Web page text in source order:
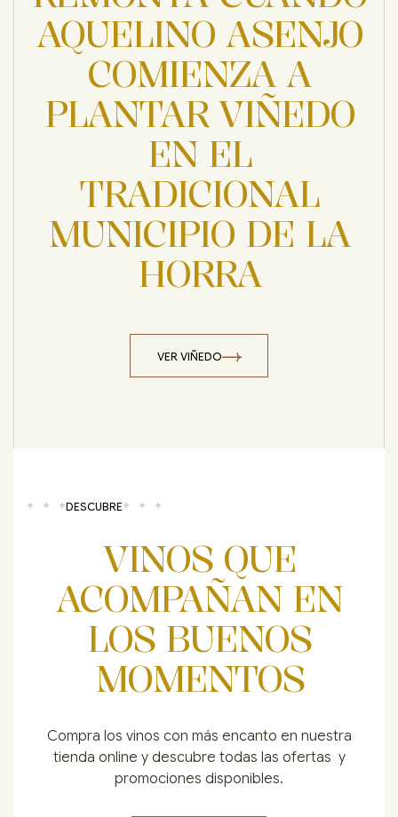
AQUELINO ASENJO
COMIENZA A
PLANTAR VIÑEDO
EN EL
TRADICIONAL
MUNICIPIO DE LA
HORRA
VER VIÑEDO
DESCUBRE
VINOS QUE
ACOMPAÑAN EN
LOS BUENOS
MOMENTOS
Compra los vinos con más encanto en nuestra
tienda online y descubre todas las ofertas y
promociones disponibles.